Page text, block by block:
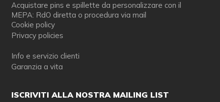
Acquistare pins e spillette da personalizzare con il
MEPA: RdO diretta o procedura via mail
Cookie policy
Privacy policies
Info e servizio clienti
Garanzia a vita
ISCRIVITI ALLA NOSTRA MAILING LIST